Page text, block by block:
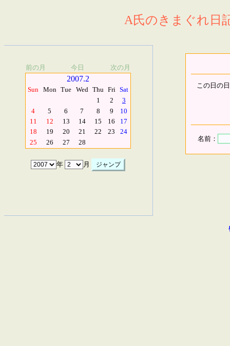
A氏のきまぐれ日
前の月 今日 次の月
2007.2
Sun Mon Tue Wed Thu Fri Sat
1
2
3
4
5 6 7 8 9
10
11
12 13 14 15 16
17
18
19 20 21 22 23
24
25
26 27 28
年 月
この日の
名前：